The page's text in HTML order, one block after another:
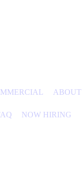
ABOUT
NOW HIRING